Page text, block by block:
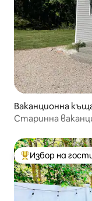
Ваканционна
Старинна
Най-популярен
Избор на